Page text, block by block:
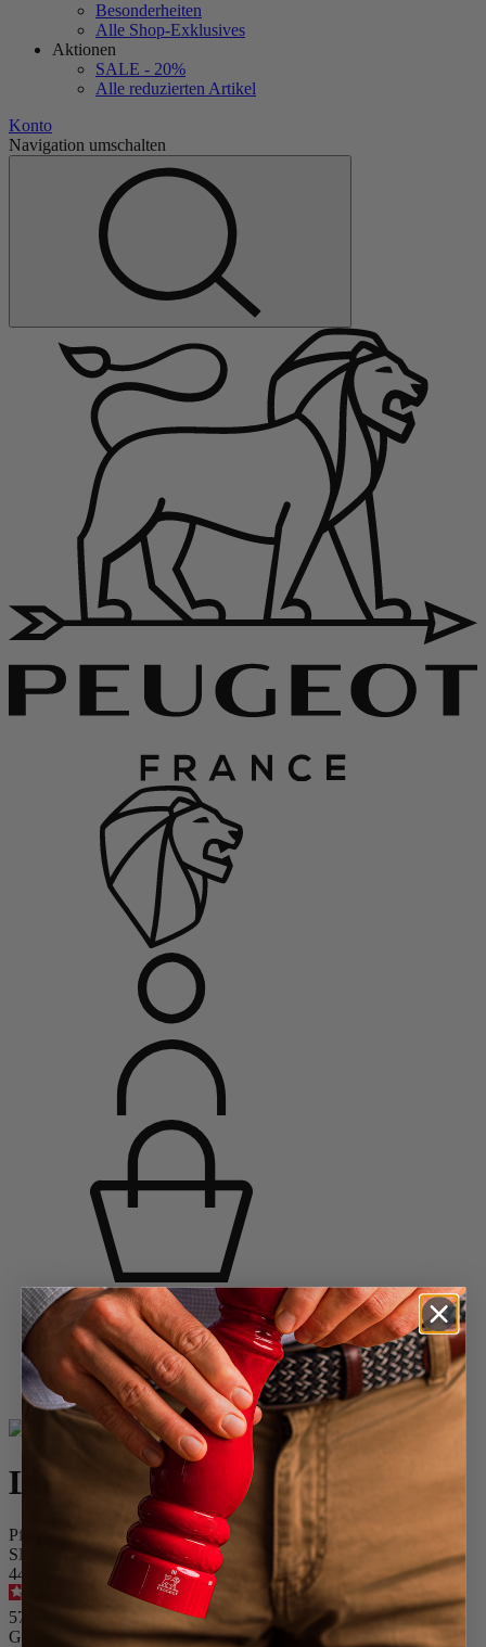
Besonderheiten
Alle Shop-Exklusives
Aktionen
SALE - 20%
Alle reduzierten Artikel
Konto
Navigation umschalten
Home
Gewürzmühlen
Pfeffermühlen
Hölzerne Pfeffermühlen
Line
Line
Pfeffermühle, 22 cm, Carbon u. Buchenholz graphit
SKU
44855
4.7/ 5-252 Bewertungen
57,90 €
Größe